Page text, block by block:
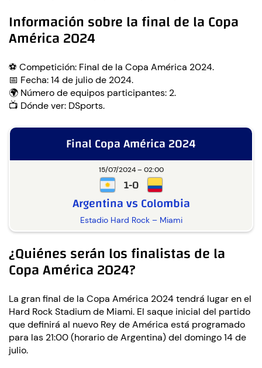
Información sobre la final de la Copa
América 2024
⚽ Competición: Final de la Copa América 2024.
📅 Fecha: 14 de julio de 2024.
🌍 Número de equipos participantes: 2.
📺 Dónde ver: DSports.
Final Copa América 2024
15/07/2024 – 02:00
Estadio Hard Rock – Miami
1-0
Argentina vs Colombia
¿Quiénes serán los finalistas de la
Copa América 2024?
La gran final de la Copa América 2024 tendrá lugar en el
Hard Rock Stadium de Miami. El saque inicial del partido
que definirá al nuevo Rey de América está programado
para las 21:00 (horario de Argentina) del domingo 14 de
julio.